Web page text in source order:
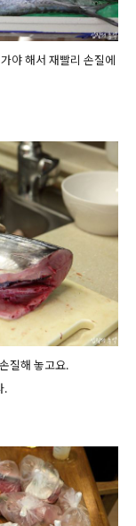
야 해서 재빨리 손질에
질해 놓고요.
.